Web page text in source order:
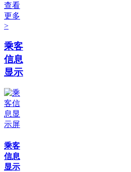
查看
更多
>
乘客
信息
显示
乘客
信息
显示